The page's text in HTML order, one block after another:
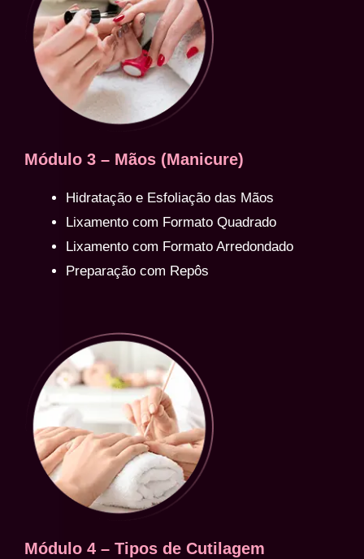
Módulo 3 – Mãos (Manicure)
Hidratação e Esfoliação das Mãos
Lixamento com Formato Quadrado
Lixamento com Formato Arredondado
Preparação com Repôs
Módulo 4 – Tipos de Cutilagem